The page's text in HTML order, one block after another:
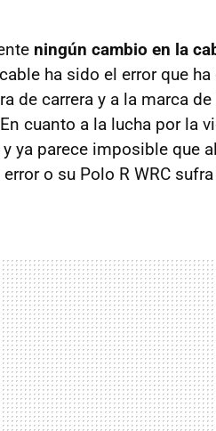
ningún cambio en la
ha sido el error que
de carrera y a la marca
cuanto a la lucha por la
y ya parece imposible que
o su Polo R WRC